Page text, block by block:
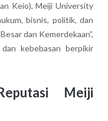
Keio), Meiji University
bisnis, politik, dan
dan Kemerdekaan”,
kebebasan berpikir
Meiji